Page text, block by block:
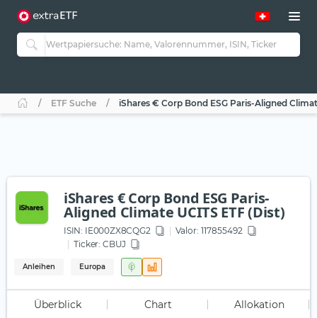
ETF Suche iShares € Corp Bond ESG Paris-Aligned
iShares € Corp Bond ESG Paris-
Aligned Climate UCITS ETF (Dist)
ISIN: IE000ZX8CQG2
Valor: 117855492
Ticker: CBUJ
Anleihen Europa
Überblick Chart Allokation